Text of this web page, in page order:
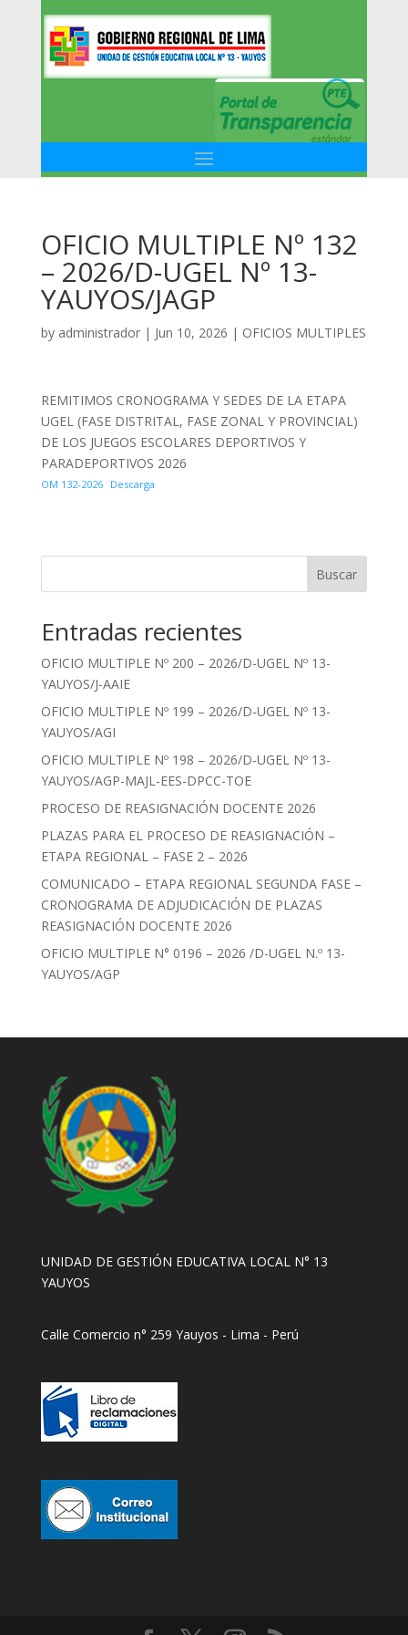
OFICIO MULTIPLE Nº 132
– 2026/D-UGEL Nº 13-
YAUYOS/JAGP
by administrador| Jun 10, 2026 | OFICIOS MULTIPLES
REMITIMOS CRONOGRAMA Y SEDES DE LA ETAPA
UGEL (FASE DISTRITAL, FASE ZONAL Y PROVINCIAL)
DE LOS JUEGOS ESCOLARES DEPORTIVOS Y
PARADEPORTIVOS 2026
OM 132-2026 Descarga
Buscar
Entradas recientes
OFICIO MULTIPLE Nº 200 – 2026/D-UGEL Nº 13-
YAUYOS/J-AAIE
OFICIO MULTIPLE Nº 199 – 2026/D-UGEL Nº 13-
YAUYOS/AGI
OFICIO MULTIPLE Nº 198 – 2026/D-UGEL Nº 13-
YAUYOS/AGP-MAJL-EES-DPCC-TOE
PROCESO DE REASIGNACIÓN DOCENTE 2026
PLAZAS PARA EL PROCESO DE REASIGNACIÓN –
ETAPA REGIONAL – FASE 2 – 2026
COMUNICADO – ETAPA REGIONAL SEGUNDA FASE –
CRONOGRAMA DE ADJUDICACIÓN DE PLAZAS
REASIGNACIÓN DOCENTE 2026
OFICIO MULTIPLE N° 0196 – 2026 /D-UGEL N.º 13-
YAUYOS/AGP
UNIDAD DE GESTIÓN EDUCATIVA LOCAL N° 13
YAUYOS
Calle Comercio n° 259 Yauyos - Lima - Perú